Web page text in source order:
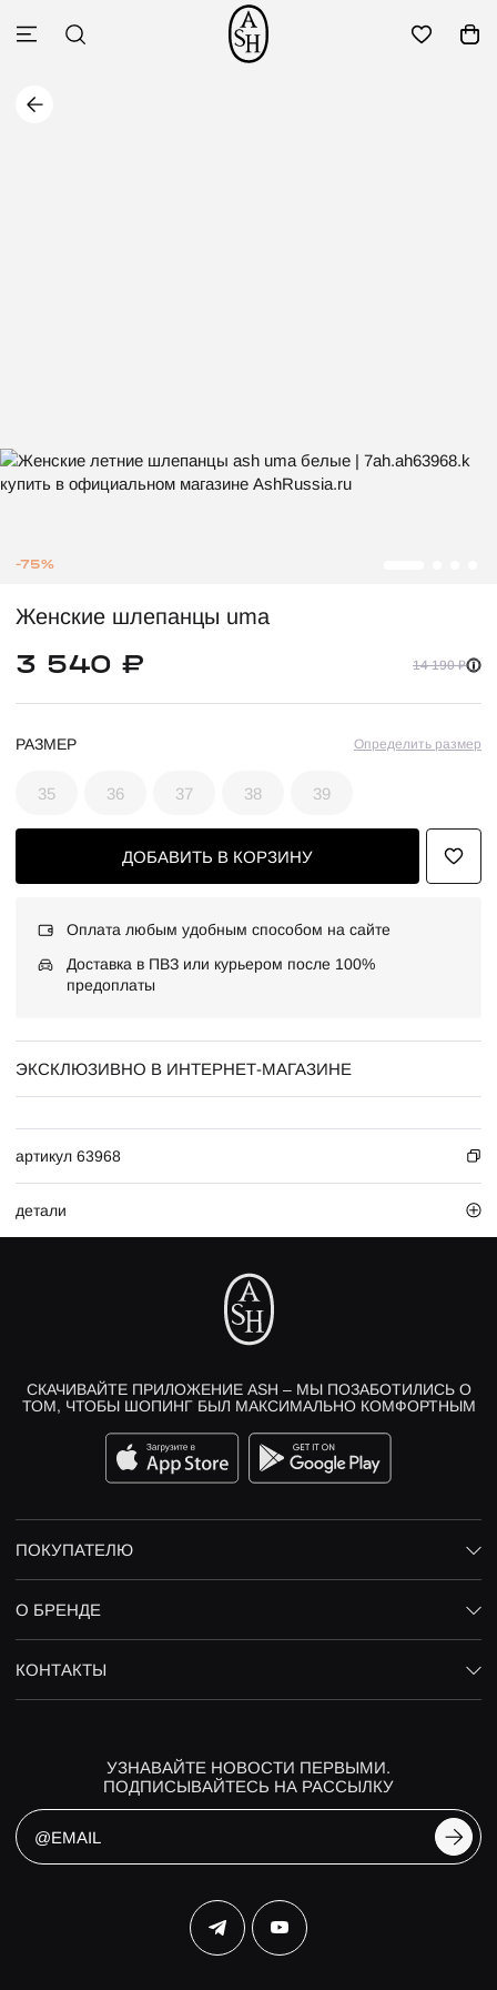
-75%
Женские шлепанцы uma
3 540 ₽ 14 190 ₽
РАЗМЕР Определить размер
35 36 37 38 39
ДОБАВИТЬ В КОРЗИНУ
Оплата любым удобным способом на сайте
Доставка в ПВЗ или курьером после 100%
предоплаты
ЭКСКЛЮЗИВНО В ИНТЕРНЕТ-МАГАЗИНЕ
артикул 63968
детали
СКАЧИВАЙТЕ ПРИЛОЖЕНИЕ ASH – МЫ ПОЗАБОТИЛИСЬ О
ТОМ, ЧТОБЫ ШОПИНГ БЫЛ МАКСИМАЛЬНО КОМФОРТНЫМ
ПОКУПАТЕЛЮ
О БРЕНДЕ
КОНТАКТЫ
УЗНАВАЙТЕ НОВОСТИ ПЕРВЫМИ.
ПОДПИСЫВАЙТЕСЬ НА РАССЫЛКУ